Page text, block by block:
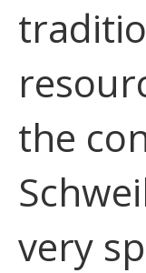
the
very